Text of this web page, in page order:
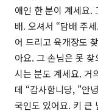
애인 한 분이 계세요.
배. 오셔서 “담배 주
어 드리고 육개장도
아요. 그 손님은 못
시는 분도 계세요. 거
데 “감사함니당, ”안
국인도 있어요. 키 큰